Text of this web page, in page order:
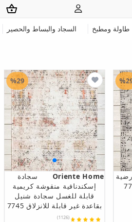
طاولة ومطبخ السجاد والبساط والحصير
Oriente Home
سجادة
إسكندنافية منقوشة كريمية
قابلة للغسل سجادة شنيل
بقاعدة غير قابلة للانزلاق 7745
(1126)
%29